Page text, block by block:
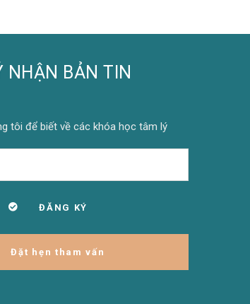
NHẬN BẢN TIN
tôi để biết về các khóa học tâm lý
Đặt hẹn tham vấn